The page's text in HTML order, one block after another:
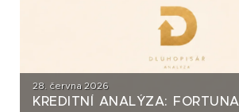
28. června 2026
KREDITNÍ ANALÝZA: FORTUNA